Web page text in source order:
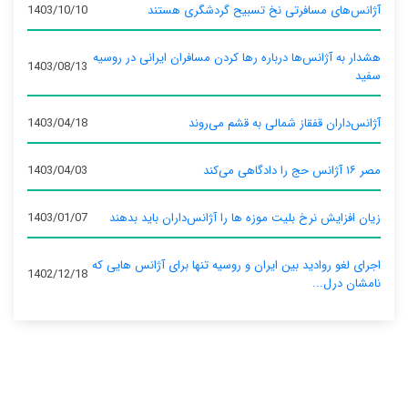
آژانس‌های مسافرتی نخ تسبیح گردشگری هستند 1403/10/10
هشدار به آژانس‌ها درباره رها کردن مسافران ایرانی در روسیه
سفید
1403/08/13
آژانس‌داران قفقاز شمالی به قشم می‌روند 1403/04/18
مصر ۱۶ آژانس حج را دادگاهی می‌کند 1403/04/03
زیان افزایش نرخ بلیت موزه ها را آژانس‌داران باید بدهند 1403/01/07
اجرای لغو روادید بین ایران و روسیه تنها برای آژانس‌ هایی که
نامشان درل...
1402/12/18